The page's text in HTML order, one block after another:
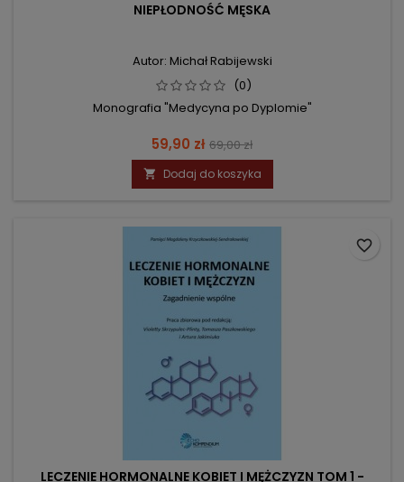
NIEPŁODNOŚĆ MĘSKA
Autor: Michał Rabijewski
(0)
Monografia "Medycyna po Dyplomie"
Cena
59,90 zł Cena
podstawowa
69,00 zł
 Dodaj do koszyka
LECZENIE HORMONALNE KOBIET I MĘŻCZYZN TOM 1 -
favorite_border